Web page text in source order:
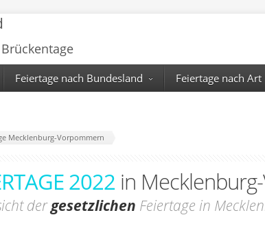
Feiertage nach Bundesland Feiertage nach Art
Mecklenburg-Vorpommern
2022 in
dergesetzlichen Feiertage in